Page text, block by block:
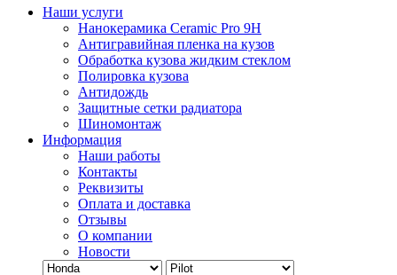
Наши услуги
Нанокерамика Ceramic Pro 9H
Антигравийная пленка на кузов
Обработка кузова жидким стеклом
Полировка кузова
Антидождь
Защитные сетки радиатора
Шиномонтаж
Информация
Наши работы
Контакты
Реквизиты
Оплата и доставка
Отзывы
О компании
Новости